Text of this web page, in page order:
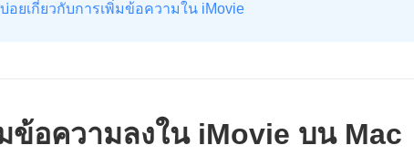
ยเกี่ยวกับการเพิ่มข้อความใน iMovie
ข้อความลงใน iMovie บน Mac